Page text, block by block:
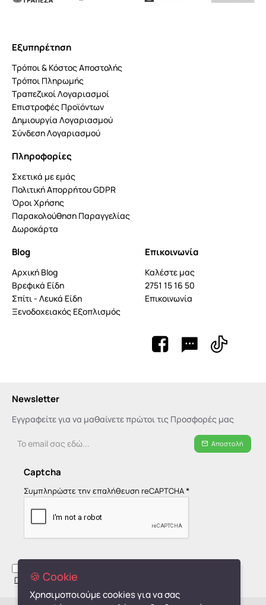
Εξυπηρέτηση
Τρόποι & Κόστος Αποστολής
Τρόποι Πληρωμής
Τραπεζικοί Λογαριασμοί
Επιστροφές Προϊόντων
Δημιουργία Λογαριασμού
Σύνδεση Λογαριασμού
Πληροφορίες
Σχετικά με εμάς
Πολιτική Απορρήτου GDPR
Όροι Χρήσης
Παρακολούθηση Παραγγελίας
Δωροκάρτα
Blog
Αρχική Blog
Βρεφικά Είδη
Σπίτι - Λευκά Είδη
Ξενοδοχειακός Εξοπλισμός
Επικοινωνία
Καλέστε μας
2751 15 16 50
Επικοινωνία
Newsletter
Εγγραφείτε για να μαθαίνετε πρώτοι τις Προσφορές μας
email
εδώ...
Αποστολή
Captcha
Συμπληρώστε την επαλήθευση reCAPTCHA
Πολιτική Απορρήτου - GDPR
🍪 Cookie
Χρησιμοποιούμε cookies για να σας